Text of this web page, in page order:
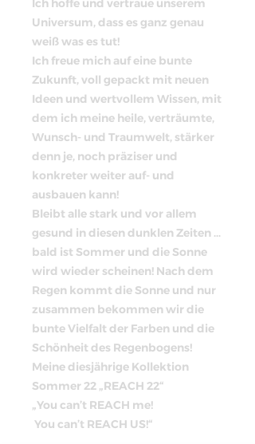
Ich hoffe und vertraue unserem
Universum, dass es ganz genau
weiß was es tut!
Ich freue mich auf eine bunte
Zukunft, voll gepackt mit neuen
Ideen und wertvollem Wissen, mit
dem ich meine heile, verträumte,
Wunsch- und Traumwelt, stärker
denn je, noch präziser und
konkreter weiter auf- und
ausbauen kann!
Bleibt alle stark und vor allem
gesund in diesen dunklen Zeiten …
bald ist Sommer und die Sonne
wird wieder scheinen! Nach dem
Regen kommt die Sonne und nur
zusammen bekommen wir die
bunte Vielfalt der Farben und die
Schönheit des Regenbogens!
Meine diesjährige Kollektion
Sommer 22 „REACH 22“
„You can’t REACH me!
You can’t REACH US!“